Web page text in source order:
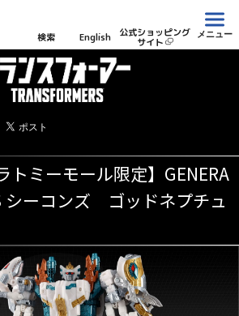
検索 English 公式ショッピング
サイト
メニュー
トミーモール限定】GENERA
シーコンズ ゴッドネプチュ